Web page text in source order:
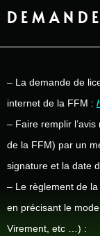
– La demande de
internet de la FFM :
– Faire remplir
de la FFM) par un
signature et la date
– Le règlement de
en précisant le
Virement, etc …) :